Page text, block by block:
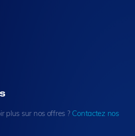
plus sur nos offres ? Contactez nos